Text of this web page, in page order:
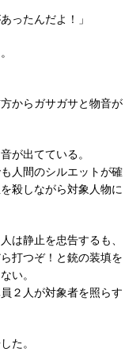
ったんだよ！」
からガサガサと物音が
が出てている。
人間のシルエットが確
殺しながら対象人物に
は静止を忠告するも、
打つぞ！と銃の装填を
い。
２人が対象者を照らす
た。